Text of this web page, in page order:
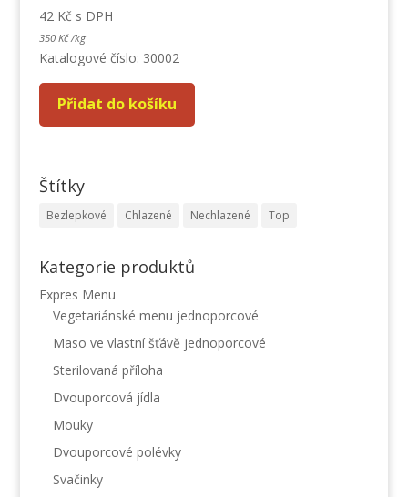
42 Kč s DPH
350 Kč /kg
Katalogové číslo: 30002
Přidat do košíku
Štítky
Bezlepkové Chlazené Nechlazené Top
Kategorie produktů
Expres Menu
Vegetariánské menu jednoporcové
Maso ve vlastní šťávě jednoporcové
Sterilovaná příloha
Dvouporcová jídla
Mouky
Dvouporcové polévky
Svačinky